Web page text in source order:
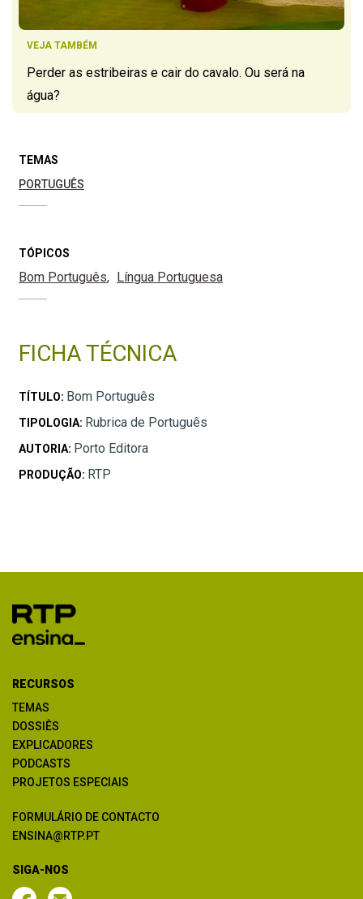
VEJA TAMBÉM
Perder as estribeiras e cair do cavalo. Ou será na
água?
TEMAS
PORTUGUÊS
TÓPICOS
Bom Português Língua Portuguesa
FICHA TÉCNICA
TÍTULO: Bom Português
TIPOLOGIA: Rubrica de Português
AUTORIA: Porto Editora
PRODUÇÃO: RTP
RECURSOS
TEMAS
DOSSIÊS
EXPLICADORES
PODCASTS
PROJETOS ESPECIAIS
FORMULÁRIO DE CONTACTO
ENSINA@RTP.PT
SIGA-NOS